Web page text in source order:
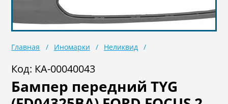
Иномарки
Лодки и моторы
Электроинструмент
Главная Иномарки Неликвид
Код: КА-00040043
Бампер передний TYG